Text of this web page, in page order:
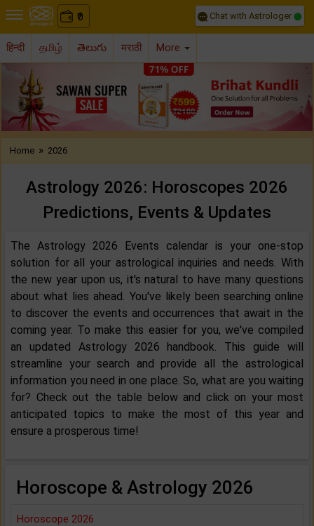
₹
0 Chat with Astrologer
हिन्दी தமிழ் తెలుగు मराठी More
Previous
Home » 2026
Astrology 2026: Horoscopes 2026
Predictions, Events & Updates
The Astrology 2026 Events calendar is your one-stop
solution for all your astrological inquiries and needs. With
the new year upon us, it's natural to have many questions
about what lies ahead. You've likely been searching online
to discover the events and occurrences that await in the
coming year. To make this easier for you, we've compiled
an updated Astrology 2026 handbook. This guide will
streamline your search and provide all the astrological
information you need in one place. So, what are you waiting
for? Check out the table below and click on your most
anticipated topics to make the most of this year and
ensure a prosperous time!
Horoscope & Astrology 2026
Horoscope 2026